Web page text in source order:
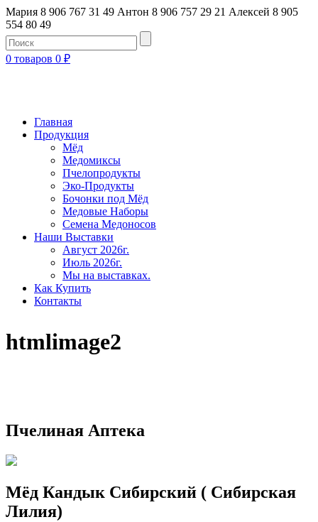
Мария 8 906 767 31 49 Антон 8 906 757 29 21 Алексей 8 905
554 80 49
0 товаров 0 ₽
Главная
Продукция
Мёд
Медомиксы
Пчелопродукты
Эко-Продукты
Бочонки под Мёд
Медовые Наборы
Семена Медоносов
Наши Выставки
Август 2026г.
Июль 2026г.
Мы на выставках.
Как Купить
Контакты
htmlimage2
Пчелиная Аптека
Мёд Кандык Сибирский ( Сибирская
Лилия)